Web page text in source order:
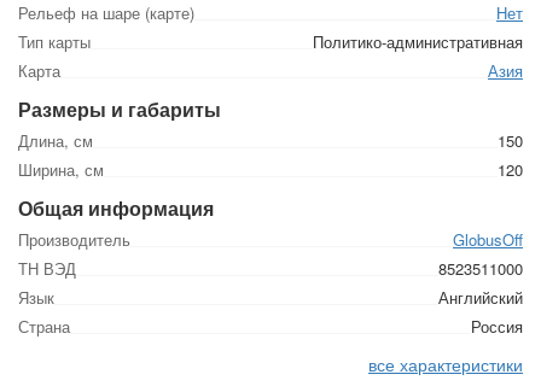
Рельеф на шаре (карте)
Нет
Тип карты
Политико-административная
Карта
Азия
Размеры и габариты
Длина, см
150
Ширина, см
120
Общая информация
Производитель
GlobusOff
ТН ВЭД
8523511000
Язык
Английский
Страна
Россия
все характеристики